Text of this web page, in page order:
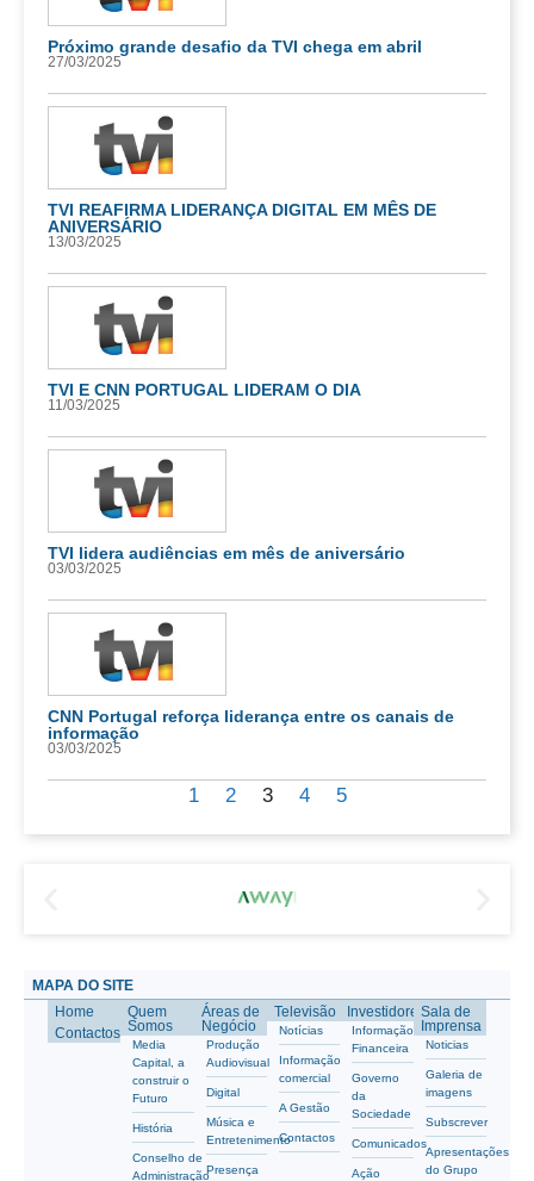
Próximo grande desafio da TVI chega em abril
27/03/2025
TVI REAFIRMA LIDERANÇA DIGITAL EM MÊS DE
ANIVERSÁRIO
13/03/2025
TVI E CNN PORTUGAL LIDERAM O DIA
11/03/2025
TVI lidera audiências em mês de aniversário
03/03/2025
CNN Portugal reforça liderança entre os canais de
informação
03/03/2025
1 2 3 4 5
MAPA DO SITE
Home
Contactos
Quem
Somos
Media
Capital, a
construir o
Futuro
História
Conselho de
Administração
Áreas de
Negócio
Produção
Audiovisual
Digital
Música e
Entretenimento
Presença
Televisão
Notícias
Informação
comercial
A Gestão
Contactos
Investidores
Informação
Financeira
Governo
da
Sociedade
Comunicados
Ação
Sala de
Imprensa
Noticias
Galeria de
imagens
Subscrever
Apresentações
do Grupo